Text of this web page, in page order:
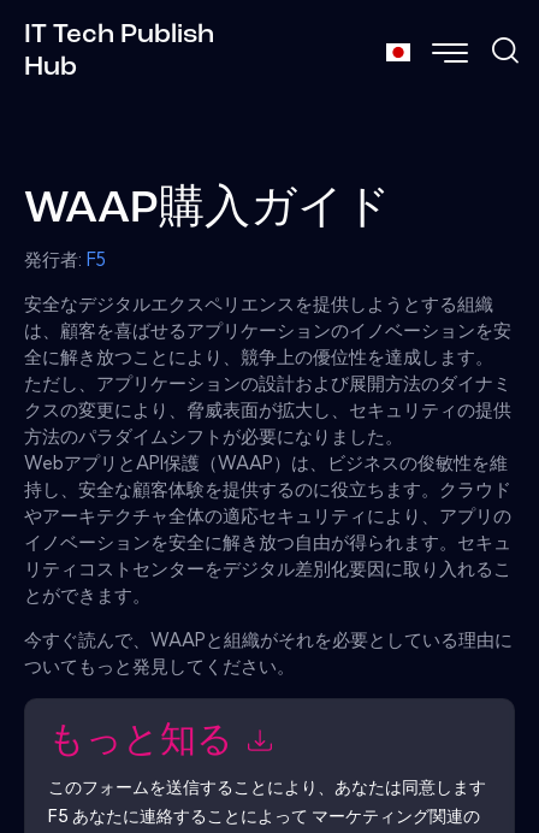
IT Tech Publish
Hub
WAAP購入ガイド
発行者: F5
安全なデジタルエクスペリエンスを提供しようとする組織
は、顧客を喜ばせるアプリケーションのイノベーションを安
全に解き放つことにより、競争上の優位性を達成します。
ただし、アプリケーションの設計および展開方法のダイナミ
クスの変更により、脅威表面が拡大し、セキュリティの提供
方法のパラダイムシフトが必要になりました。
WebアプリとAPI保護（WAAP）は、ビジネスの俊敏性を維
持し、安全な顧客体験を提供するのに役立ちます。クラウド
やアーキテクチャ全体の適応セキュリティにより、アプリの
イノベーションを安全に解き放つ自由が得られます。セキュ
リティコストセンターをデジタル差別化要因に取り入れるこ
とができます。
今すぐ読んで、WAAPと組織がそれを必要としている理由に
ついてもっと発見してください。
もっと知る
このフォームを送信することにより、あなたは同意します
F5 あなたに連絡することによって マーケティング関連の